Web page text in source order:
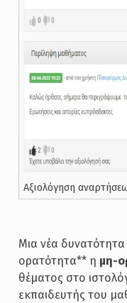
Αξιολόγηση
Μια νέα δυνατότητα
ορατότητα** η μη-
θέματος στο
εκπαιδευτής του